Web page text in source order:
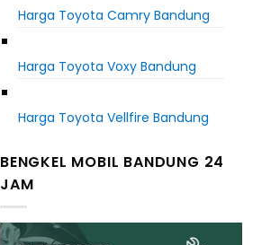
Harga Toyota Camry Bandung
Harga Toyota Voxy Bandung
Harga Toyota Vellfire Bandung
BENGKEL MOBIL BANDUNG 24
JAM